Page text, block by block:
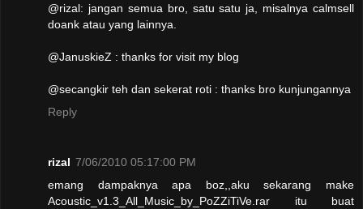
@rizal: jangan semua bro, satu satu ja, misalnya calmsell
doank atau yang lainnya.
@JanuskieZ : thanks for visit my blog
@secangkir teh dan sekerat roti : thanks bro kunjungannya
Reply
rizal 7/06/2010 05:17:00 PM
emang dampaknya apa boz,,aku sekarang make
Acoustic_v1.3_All_Music_by_PoZZiTiVe.rar itu buat